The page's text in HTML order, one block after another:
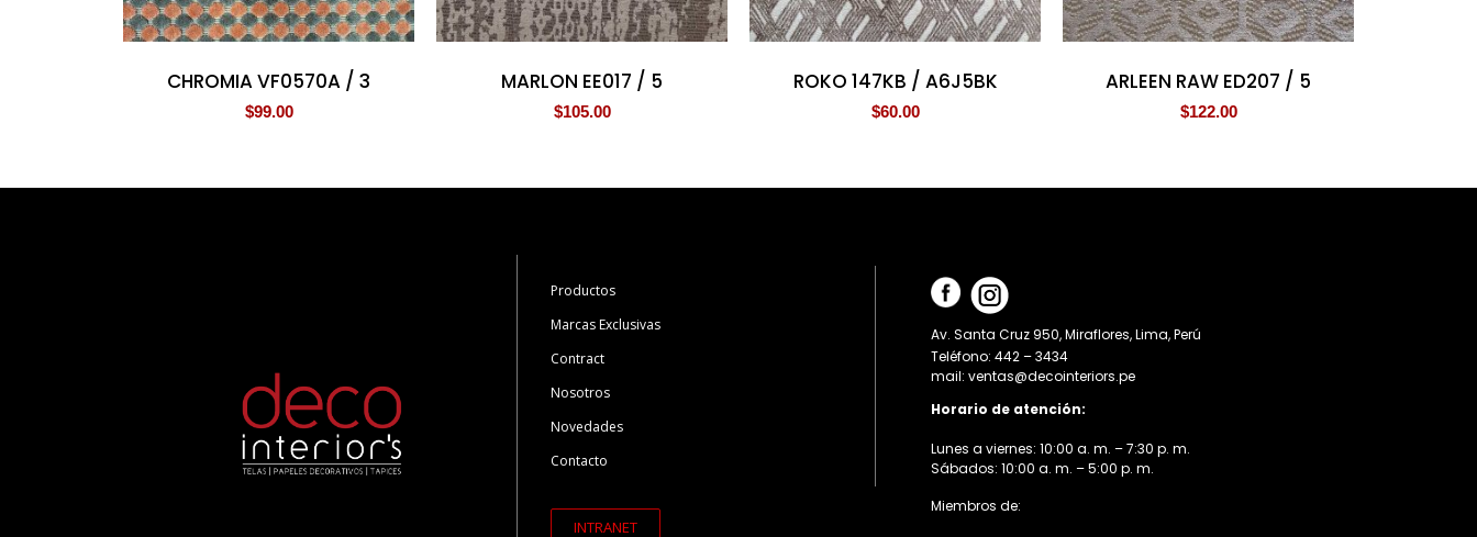
CHROMIA VF0570A / 3
$99.00
MARLON EE017 / 5
$105.00
ROKO 147KB / A6J5BK
$60.00
ARLEEN RAW ED207 / 5
$122.00
Productos
Marcas Exclusivas
Contract
Nosotros
Novedades
Contacto
INTRANET
Av. Santa Cruz 950, Miraflores, Lima, Perú
Teléfono: 442 – 3434
mail: ventas@decointeriors.pe
Horario de atención:
Lunes a viernes: 10:00 a. m. – 7:30 p. m.
Sábados: 10:00 a. m. – 5:00 p. m.
Miembros de: